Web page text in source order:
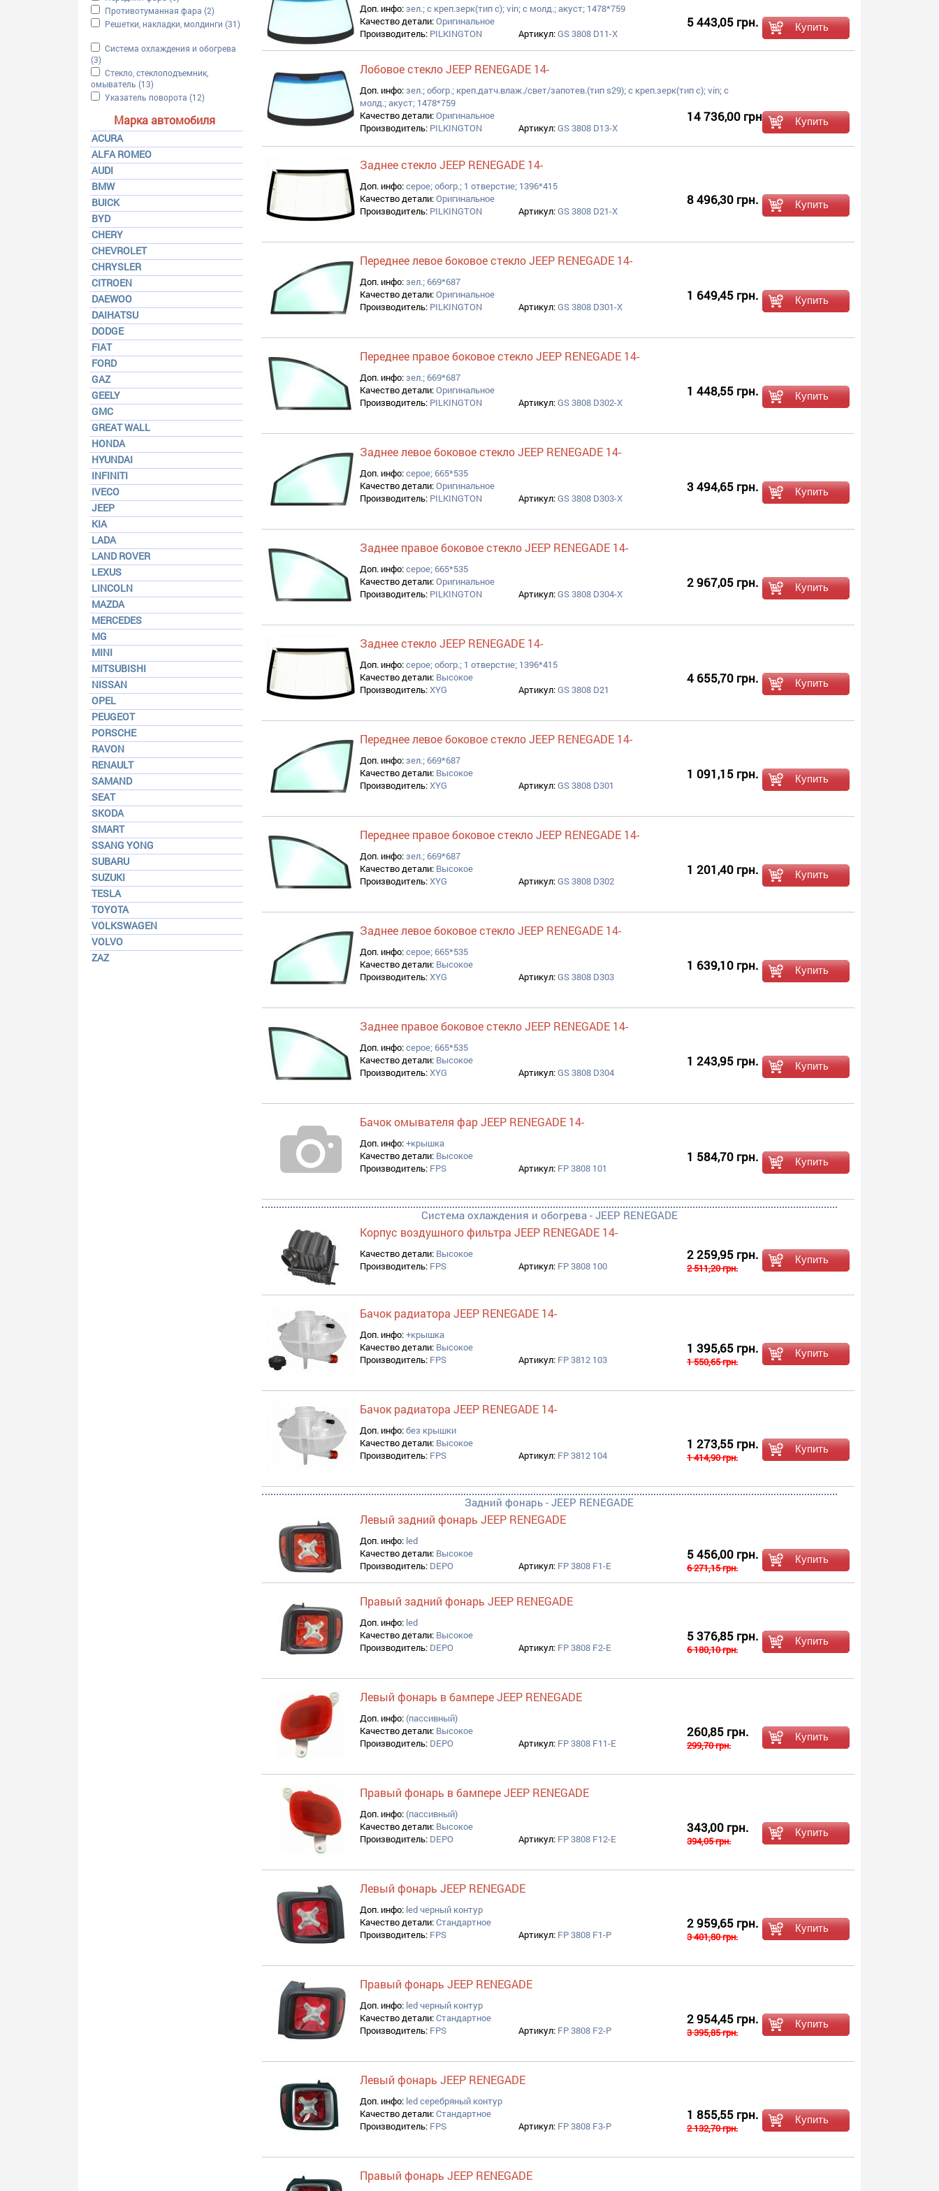
Apply Противотуманная фара filter
Противотуманная фара (2)Apply Противотуманная фара filter
Apply Решетки, накладки, молдинги filter
Решетки, накладки, молдинги (31)
Apply Система охлаждения и обогрева filter
Система охлаждения и обогрева
(3)
Apply Стекло, стеклоподъемник, омыватель filter
Стекло, стеклоподъемник,
омыватель (13) Apply Стекло, стеклоподъемник, омыватель filter
Apply Указатель поворота filter
Указатель поворота (12)Apply Указатель поворота filter
Марка автомобиля
ACURA
ALFA ROMEO
AUDI
BMW
BUICK
BYD
CHERY
CHEVROLET
CHRYSLER
CITROEN
DAEWOO
DAIHATSU
DODGE
FIAT
FORD
GAZ
GEELY
GMC
GREAT WALL
HONDA
HYUNDAI
INFINITI
IVECO
JEEP
KIA
LADA
LAND ROVER
LEXUS
LINCOLN
MAZDA
MERCEDES
MG
MINI
MITSUBISHI
NISSAN
OPEL
PEUGEOT
PORSCHE
RAVON
RENAULT
SAMAND
SEAT
SKODA
SMART
SSANG YONG
SUBARU
SUZUKI
TESLA
TOYOTA
VOLKSWAGEN
VOLVO
ZAZ
Доп. инфо:зел.; с креп.зерк(тип c); vin; с молд.; акуст; 1478*759
Качество детали:Оригинальное
Производитель: PILKINGTON Артикул:GS 3808 D11-X
5 443,05 грн.
Лобовое стекло JEEP RENEGADE 14-
Доп. инфо:зел.; обогр.; креп.датч.влаж./свет/запотев.(тип s29); с креп.зерк(тип c); vin; с
молд.; акуст; 1478*759
Качество детали:Оригинальное
Производитель: PILKINGTON Артикул:GS 3808 D13-X
14 736,00 грн.
Заднее стекло JEEP RENEGADE 14-
Доп. инфо:серое; обогр.; 1 отверстие; 1396*415
Качество детали:Оригинальное
Производитель: PILKINGTON Артикул:GS 3808 D21-X
8 496,30 грн.
Переднее левое боковое стекло JEEP RENEGADE 14-
Доп. инфо:зел.; 669*687
Качество детали:Оригинальное
Производитель: PILKINGTON Артикул:GS 3808 D301-X
1 649,45 грн.
Переднее правое боковое стекло JEEP RENEGADE 14-
Доп. инфо:зел.; 669*687
Качество детали:Оригинальное
Производитель: PILKINGTON Артикул:GS 3808 D302-X
1 448,55 грн.
Заднее левое боковое стекло JEEP RENEGADE 14-
Доп. инфо:серое; 665*535
Качество детали:Оригинальное
Производитель: PILKINGTON Артикул:GS 3808 D303-X
3 494,65 грн.
Заднее правое боковое стекло JEEP RENEGADE 14-
Доп. инфо:серое; 665*535
Качество детали:Оригинальное
Производитель: PILKINGTON Артикул:GS 3808 D304-X
2 967,05 грн.
Заднее стекло JEEP RENEGADE 14-
Доп. инфо:серое; обогр.; 1 отверстие; 1396*415
Качество детали: Высокое
Производитель:XYG Артикул:GS 3808 D21
4 655,70 грн.
Переднее левое боковое стекло JEEP RENEGADE 14-
Доп. инфо:зел.; 669*687
Качество детали: Высокое
Производитель:XYG Артикул:GS 3808 D301
1 091,15 грн.
Переднее правое боковое стекло JEEP RENEGADE 14-
Доп. инфо:зел.; 669*687
Качество детали: Высокое
Производитель:XYG Артикул:GS 3808 D302
1 201,40 грн.
Заднее левое боковое стекло JEEP RENEGADE 14-
Доп. инфо:серое; 665*535
Качество детали: Высокое
Производитель:XYG Артикул:GS 3808 D303
1 639,10 грн.
Заднее правое боковое стекло JEEP RENEGADE 14-
Доп. инфо:серое; 665*535
Качество детали: Высокое
Производитель:XYG Артикул:GS 3808 D304
1 243,95 грн.
Бачок омывателя фар JEEP RENEGADE 14-
Доп. инфо:+крышка
Качество детали: Высокое
Производитель: FPS Артикул: FP 3808 101
1 584,70 грн.
Система охлаждения и обогрева - JEEP RENEGADE
Корпус воздушного фильтра JEEP RENEGADE 14-
Качество детали: Высокое
Производитель: FPS Артикул: FP 3808 100
2 259,95 грн.
2 511,20 грн.
Бачок радиатора JEEP RENEGADE 14-
Доп. инфо:+крышка
Качество детали: Высокое
Производитель: FPS Артикул: FP 3812 103
1 395,65 грн.
1 550,65 грн.
Бачок радиатора JEEP RENEGADE 14-
Доп. инфо:без крышки
Качество детали: Высокое
Производитель: FPS Артикул: FP 3812 104
1 273,55 грн.
1 414,90 грн.
Задний фонарь - JEEP RENEGADE
Левый задний фонарь JEEP RENEGADE
Доп. инфо: led
Качество детали: Высокое
Производитель: DEPO Артикул: FP 3808 F1-E
5 456,00 грн.
6 271,15 грн.
Правый задний фонарь JEEP RENEGADE
Доп. инфо: led
Качество детали: Высокое
Производитель: DEPO Артикул: FP 3808 F2-E
5 376,85 грн.
6 180,10 грн.
Левый фонарь в бампере JEEP RENEGADE
Доп. инфо: (пассивный)
Качество детали: Высокое
Производитель: DEPO Артикул: FP 3808 F11-E
260,85 грн.
299,70 грн.
Правый фонарь в бампере JEEP RENEGADE
Доп. инфо: (пассивный)
Качество детали: Высокое
Производитель: DEPO Артикул: FP 3808 F12-E
343,00 грн.
394,05 грн.
Левый фонарь JEEP RENEGADE
Доп. инфо: led черный контур
Качество детали:Стандартное
Производитель: FPS Артикул: FP 3808 F1-P
2 959,65 грн.
3 401,80 грн.
Правый фонарь JEEP RENEGADE
Доп. инфо: led черный контур
Качество детали:Стандартное
Производитель: FPS Артикул: FP 3808 F2-P
2 954,45 грн.
3 395,85 грн.
Левый фонарь JEEP RENEGADE
Доп. инфо: led серебряный контур
Качество детали:Стандартное
Производитель: FPS Артикул: FP 3808 F3-P
1 855,55 грн.
2 132,70 грн.
Правый фонарь JEEP RENEGADE